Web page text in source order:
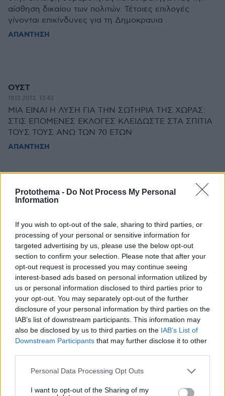
Protothema - Do Not Process My Personal
Information
If you wish to opt-out of the sale, sharing to third parties, or
processing of your personal or sensitive information for
targeted advertising by us, please use the below opt-out
section to confirm your selection. Please note that after your
opt-out request is processed you may continue seeing
interest-based ads based on personal information utilized by
us or personal information disclosed to third parties prior to
your opt-out. You may separately opt-out of the further
disclosure of your personal information by third parties on the
IAB’s list of downstream participants. This information may
also be disclosed by us to third parties on the IAB’s List of
Downstream Participants that may further disclose it to other
Please note that this website/app uses one or more Google
not limited to your visit or usage behaviour. You may click to
Personal Data Processing Opt Outs
I want to opt-out of the Sharing of my
αίσθηση δικαίου των πολιτών. Τέτοιες επιλογές
γίνονται επικίνδυνες για τη Δημοκραυια .
ΑΠΑΝΤΗΣΗ
ΟΥΣΤ
19.12.2013, 13:43
ΜΙΑ ΕΙΝΑΙ Η ΛΥΣΗ ΓΙΑ ΤΗΝ ΣΩΤΗΡΙΑ ΤΗΣ ΧΩΡΑΣ:
ΣΤΙΣ ΕΠΟΜΕΝΕΣ ΕΚΛΟΓΕΣ ΚΛΕΙΔΩΣΤΕ ΣΤΑ ΣΠΙΤΙΑ
ΤΟΥΣ ΤΟΥΣ ΑΝΩ ΤΩΝ 70 ΕΤΩΝ
ΑΠΑΝΤΗΣΗ
freeman
19.12.2013, 13:27
Αν δεν είσαι ιδιοκτήτης offshores τότε είσαι ή
Σίγουρα πάντως ... λατρεύεις τον Παπανδρέου ε ?
χαχαχαχα ....
ΑΠΑΝΤΗΣΗ
oeo
19.12.2013, 13:07
ασχοληθείτε όλοι με τον λιάπη και τον νέο φόρο
ακινήτων / πλειστηριασμών = ΝΕΑ ΜΕΤΡΑ και αυτό
ας περάσει (που θα περάσει) στα ψιλά.... είμαστε
ΦΡΑΠΕΔΕΣ
ΑΠΑΝΤΗΣΗ
ΓΑΠίτης
19.12.2013, 12:12